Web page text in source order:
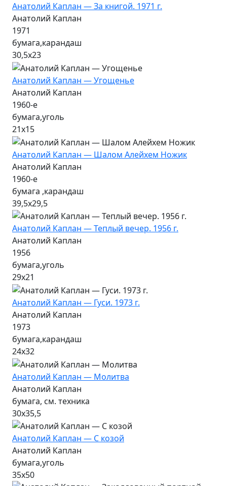
Анатолий Каплан — За книгой. 1971 г.
Анатолий Каплан
1971
бумага,карандаш
30,5х23
Анатолий Каплан — Угощенье
Анатолий Каплан
1960-е
бумага,уголь
21х15
Анатолий Каплан — Шалом Алейхем Ножик
Анатолий Каплан
1960-е
бумага ,карандаш
39,5х29,5
Анатолий Каплан — Теплый вечер. 1956 г.
Анатолий Каплан
1956
бумага,уголь
29х21
Анатолий Каплан — Гуси. 1973 г.
Анатолий Каплан
1973
бумага,карандаш
24х32
Анатолий Каплан — Молитва
Анатолий Каплан
бумага, см. техника
30х35,5
Анатолий Каплан — С козой
Анатолий Каплан
бумага,уголь
35х50